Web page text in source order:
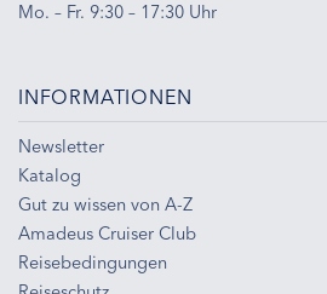
Mo. – Fr. 9:30 – 17:30 Uhr
INFORMATIONEN
Newsletter
Katalog
Gut zu wissen von A-Z
Amadeus Cruiser Club
Reisebedingungen